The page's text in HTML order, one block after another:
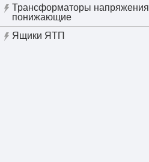
Трансформаторы напряжения
понижающие
Ящики ЯТП